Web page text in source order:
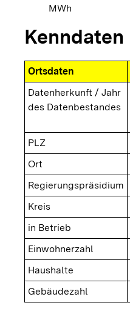
MWh
Kenndaten
Ortsdaten
Datenherkunft / Jahr
des Datenbestandes
PLZ
Ort
Regierungspräsidium
Kreis
in Betrieb
Einwohnerzahl
Haushalte
Gebäudezahl